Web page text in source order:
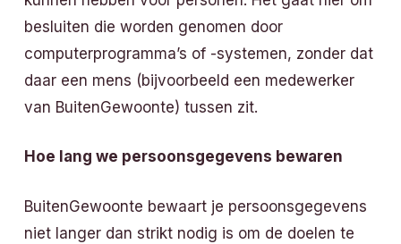
besluiten die worden genomen door
computerprogramma’s of -systemen, zonder dat
daar een mens (bijvoorbeeld een medewerker
van BuitenGewoonte) tussen zit.
Hoe lang we persoonsgegevens bewaren
BuitenGewoonte bewaart je persoonsgegevens
niet langer dan strikt nodig is om de doelen te